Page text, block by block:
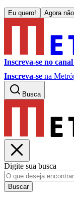
Eu quero! Agora não
Inscreva-se no canal
Inscreva-se na
Busca
Digite sua busca
Buscar